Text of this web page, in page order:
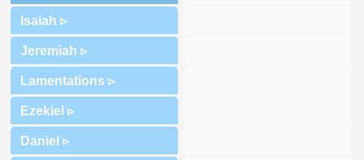
Isaiah ▹
Jeremiah ▹
Lamentations ▹
Ezekiel ▹
Daniel ▹